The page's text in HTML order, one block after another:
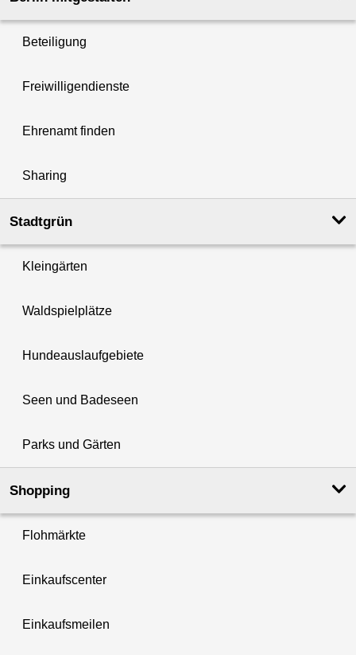
Beteiligung
Freiwilligendienste
Ehrenamt finden
Sharing
Stadtgrün
Kleingärten
Waldspielplätze
Hundeauslaufgebiete
Seen und Badeseen
Parks und Gärten
Shopping
Flohmärkte
Einkaufscenter
Einkaufsmeilen